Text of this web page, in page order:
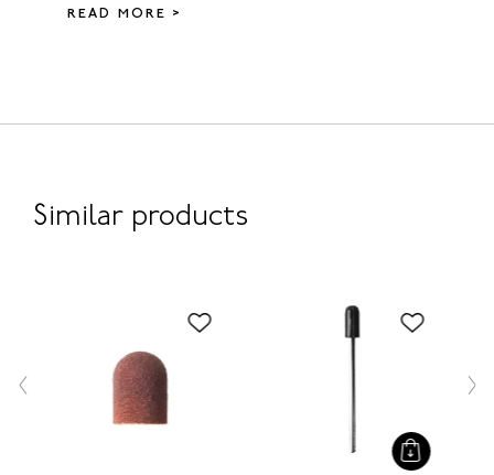
READ MORE >
Similar products